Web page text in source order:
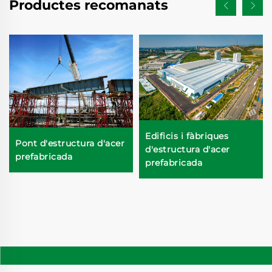
Productes recomanats
Pont d'estructura d'acer
prefabricada
Edificis i fàbriques
d'estructura d'acer
prefabricada